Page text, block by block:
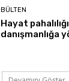
BÜLTEN
Hayat
danışmanlığa